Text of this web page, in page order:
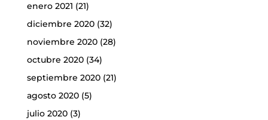
enero 2021 (21)
diciembre 2020(32)
noviembre 2020(28)
octubre 2020(34)
septiembre 2020(21)
agosto 2020(5)
julio 2020(3)